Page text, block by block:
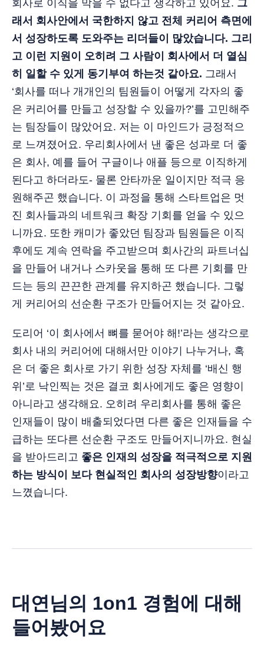
회사로 이직을 막을 수 없다고 생각하고 있어요. 그
래서 회사안에서 국한하지 않고 전체 커리어 측면에
서 성장하도록 도와주는 리더들이 많았습니다. 그리
고 이런 지원이 오히려 그 사람이 회사에서 더 열심
히 일할 수 있게 동기부여 하는것 같아요. 그래서
‘회사를 떠나 개개인의 팀원들이 어떻게 각자의 좋
은 커리어를 만들고 성장할 수 있을까?’를 고민해주
는 팀장들이 많았어요. 저는 이 마인드가 긍정적으
로 느껴졌어요. 우리회사에서 낸 좋은 성과로 더 좋
은 회사, 예를 들어 구글이나 애플 등으로 이직하게
된다고 하더라도- 물론 안타까운 일이지만 적극 응
원해주곤 했습니다. 이 과정을 통해 스타트업은 멋
진 회사들과의 네트워크 확장 기회를 얻을 수 있으
니까요. 또한 캐미가 좋았던 팀장과 팀원들은 이직
후에도 계속 연락을 주고받으며 회사간의 파트너십
을 만들어 내거나 스카웃을 통해 또 다른 기회를 만
드는 등의 끈끈한 관계를 유지하곤 했습니다. 그렇
게 커리어의 선순환 구조가 만들어지는 것 같아요.
도리어 ‘이 회사에서 뼈를 묻어야 해!’라는 생각으로
회사 내의 커리어에 대해서만 이야기 나누거나, 혹
은 더 좋은 회사로 가기 위한 성장 자체를 ‘배신 행
위’로 낙인찍는 것은 결코 회사에게도 좋은 영향이
아니라고 생각해요. 오히려 우리회사를 통해 좋은
인재들이 많이 배출되었다면 다른 좋은 인재들을 수
급하는 또다른 선순환 구조도 만들어지니까요. 현실
을 받아드리고 좋은 인재의 성장을 적극적으로 지원
하는 방식이 보다 현실적인 회사의 성장방향이라고
느꼈습니다.
대연님의 1on1 경험에 대해
들어봤어요